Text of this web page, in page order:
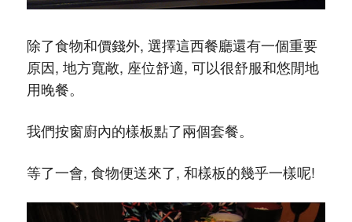
除了食物和價錢外, 選擇這西餐廳還有一個重要
原因, 地方寬敞, 座位舒適, 可以很舒服和悠閒地
用晚餐。
我們按窗廚內的樣板點了兩個套餐。
等了一會, 食物便送來了, 和樣板的幾乎一樣呢!